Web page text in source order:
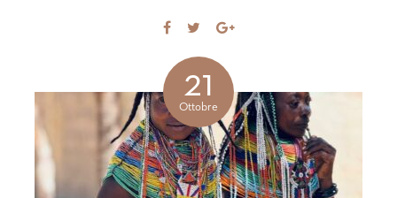
Share
Facebook
TweetShare
21
Ottobre